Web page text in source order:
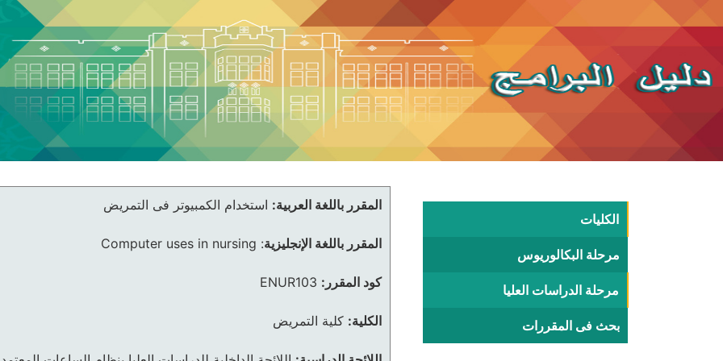
الكليات
مرحلة البكالوريوس
مرحلة الدراسات العليا
بحث فى المقررات
المقرر باللغة العربية: استخدام الكمبيوتر فى التمريض
المقرر باللغة الإنجليزية:
Computer uses in nursing
كود المقرر: ENUR103
الكلية: كلية التمريض